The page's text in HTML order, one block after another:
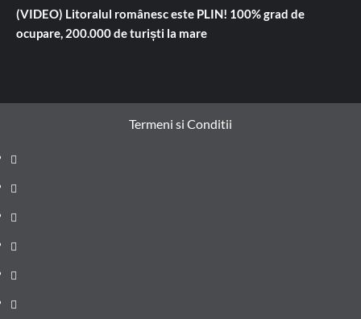
(VIDEO) Litoralul românesc este PLIN! 100% grad de
ocupare, 200.000 de turiști la mare
Termeni si Conditii
Prima
pagină
Știri
de
ultima
Administrație
locală
Actualitate
Justiție
Cultura